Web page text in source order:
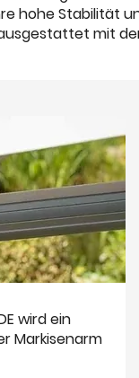
hohe Stabilität
mit
wird ein
Markisenarm